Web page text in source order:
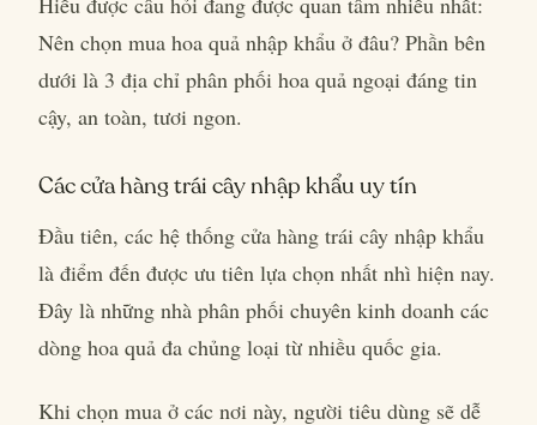
Nên chọn mua hoa quả nhập khẩu ở đâu? Phần bên
dưới là 3 địa chỉ phân phối hoa quả ngoại đáng tin
cậy, an toàn, tươi ngon.
Các cửa hàng trái cây nhập khẩu uy tín
Đầu tiên, các hệ thống cửa hàng trái cây nhập khẩu
là điểm đến được ưu tiên lựa chọn nhất nhì hiện nay.
Đây là những nhà phân phối chuyên kinh doanh các
dòng hoa quả đa chủng loại từ nhiều quốc gia.
Khi chọn mua ở các nơi này, người tiêu dùng sẽ dễ